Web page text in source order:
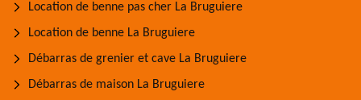
Location de benne pas cher La Bruguiere
Location de benne La Bruguiere
Débarras de grenier et cave La Bruguiere
Débarras de maison La Bruguiere